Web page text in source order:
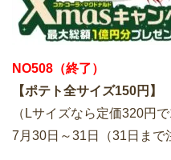
NO508（終了）
【ポテト全サイズ150円】
（Lサイズなら定価320円
7月30日～31日（31日まで